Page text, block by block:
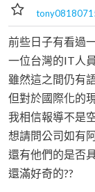
前些日子有看過
一位台灣的IT人
雖然這之間仍有
但對於國際化的
我相信報導不是
想請問公司如有
還有他們的是否
還滿好奇的??